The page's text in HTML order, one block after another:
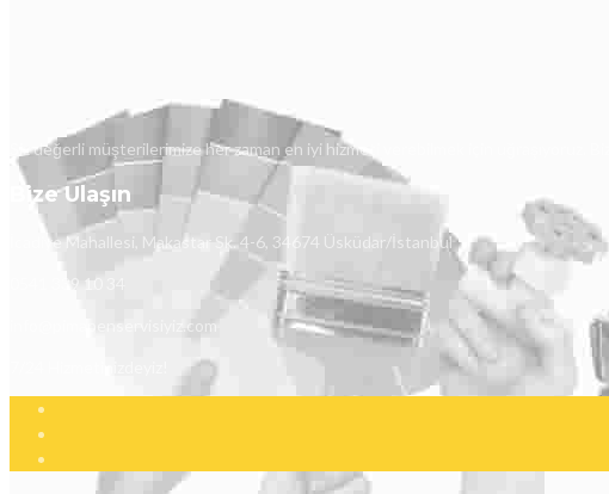
Siz değerli müşterilerimize her zaman en iyi hizmeti verebilmek için uğraşıyoruz.
Bize Ulaşın
İcadiye Mahallesi, Makastar Sk. 4-6, 34674 Üsküdar/İstanbul
0541 339 10 34
info@pimapenservisiyiz.com